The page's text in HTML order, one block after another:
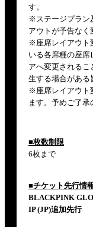
す。
※ステージプラン
アウトが予告なく
※座席レイアウト
いる各席種の座席
アへ変更される
生する場合がある
※座席レイアウト
ます。予めご了承
■枚数制限
6枚まで
■チケット先行情
BLACKPINK
IP (JP)追加先行